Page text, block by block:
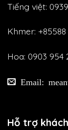
Tiếng việt:
Khmer:
Hoa: 0903 954
Email:
Hỗ trợ